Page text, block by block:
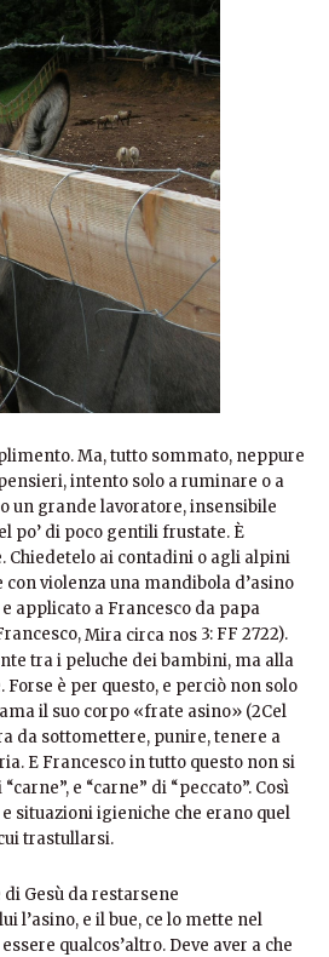
Ma, tutto sommato, neppure
intento solo a ruminare o a
un grande lavoratore, insensibile
po’ di poco gentili frustate. È
Chiedetelo ai contadini o agli alpini
violenza una mandibola d’asino
applicato a Francesco da papa
Mira circa nos 3: FF 2722).
tra i peluche dei bambini, ma alla
è per questo, e perciò non solo
il suo corpo «frate asino» (2Cel
da sottomettere, punire, tenere a
E Francesco in tutto questo non si
e “carne” di “peccato”. Così
situazioni igieniche che erano quel
trastullarsi.
Gesù da restarsene
l’asino, e il bue, ce lo mette nel
qualcos’altro. Deve aver a che